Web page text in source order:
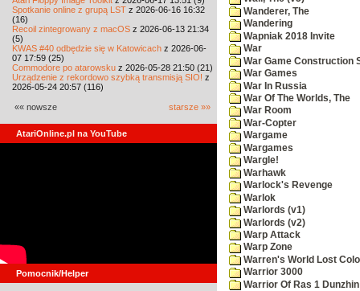
Spotkanie online z grupą LST z 2026-06-16 16:32
(16)
Recoil zintegrowany z macOS z 2026-06-13 21:34
(5)
KWAS #40 odbędzie się w Katowicach z 2026-06-
07 17:59 (25)
Commodore po atarowsku z 2026-05-28 21:50 (21)
Urządzenie z rekordowo szybką transmisją SIO! z
2026-05-24 20:57 (116)
«« nowsze starsze »»
AtariOnline.pl na YouTube
Pomocnik/Helper
Wanderer, The
Wandering
Wapniak 2018 Invite
War
War Game Construction
War Games
War In Russia
War Of The Worlds, The
War Room
War-Copter
Wargame
Wargames
Wargle!
Warhawk
Warlock's Revenge
Warlok
Warlords (v1)
Warlords (v2)
Warp Attack
Warp Zone
Warren's World Lost
Warrior 3000
Warrior Of Ras 1 Dunzhin